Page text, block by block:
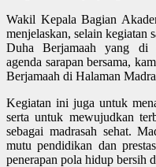
Wakil Kepala Bagian
menjelaskan, selain kegiatan
Duha Berjamaah yang di
agenda sarapan bersama,
Berjamaah di Halaman
Kegiatan ini juga untuk
serta untuk mewujudkan
sebagai madrasah sehat.
mutu pendidikan dan
penerapan pola hidup bersih